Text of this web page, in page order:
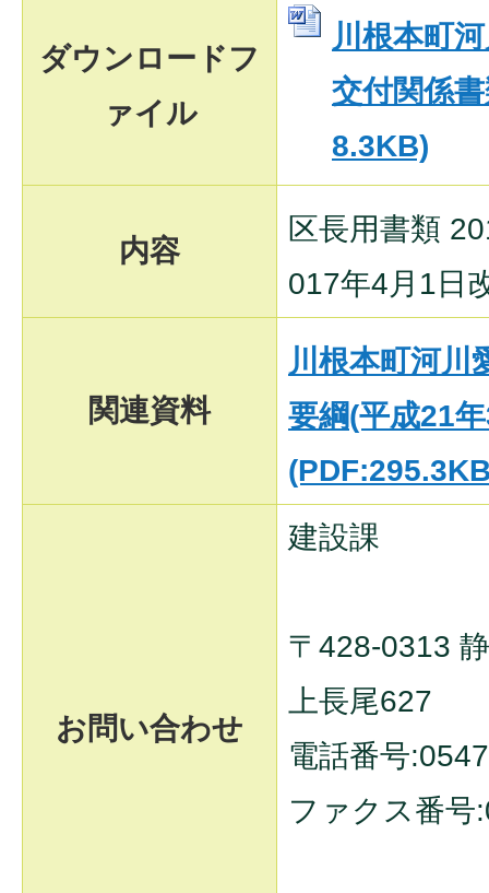
ダウンロードフ
ァイル
川根本町
交付関係
8.3KB)
内容
区長用書類
017年4月1日
関連資料
川根本町河川
要綱(平成21
お問い合わせ
建設課
〒428-0313
上長尾627
電話番号
ファクス番号